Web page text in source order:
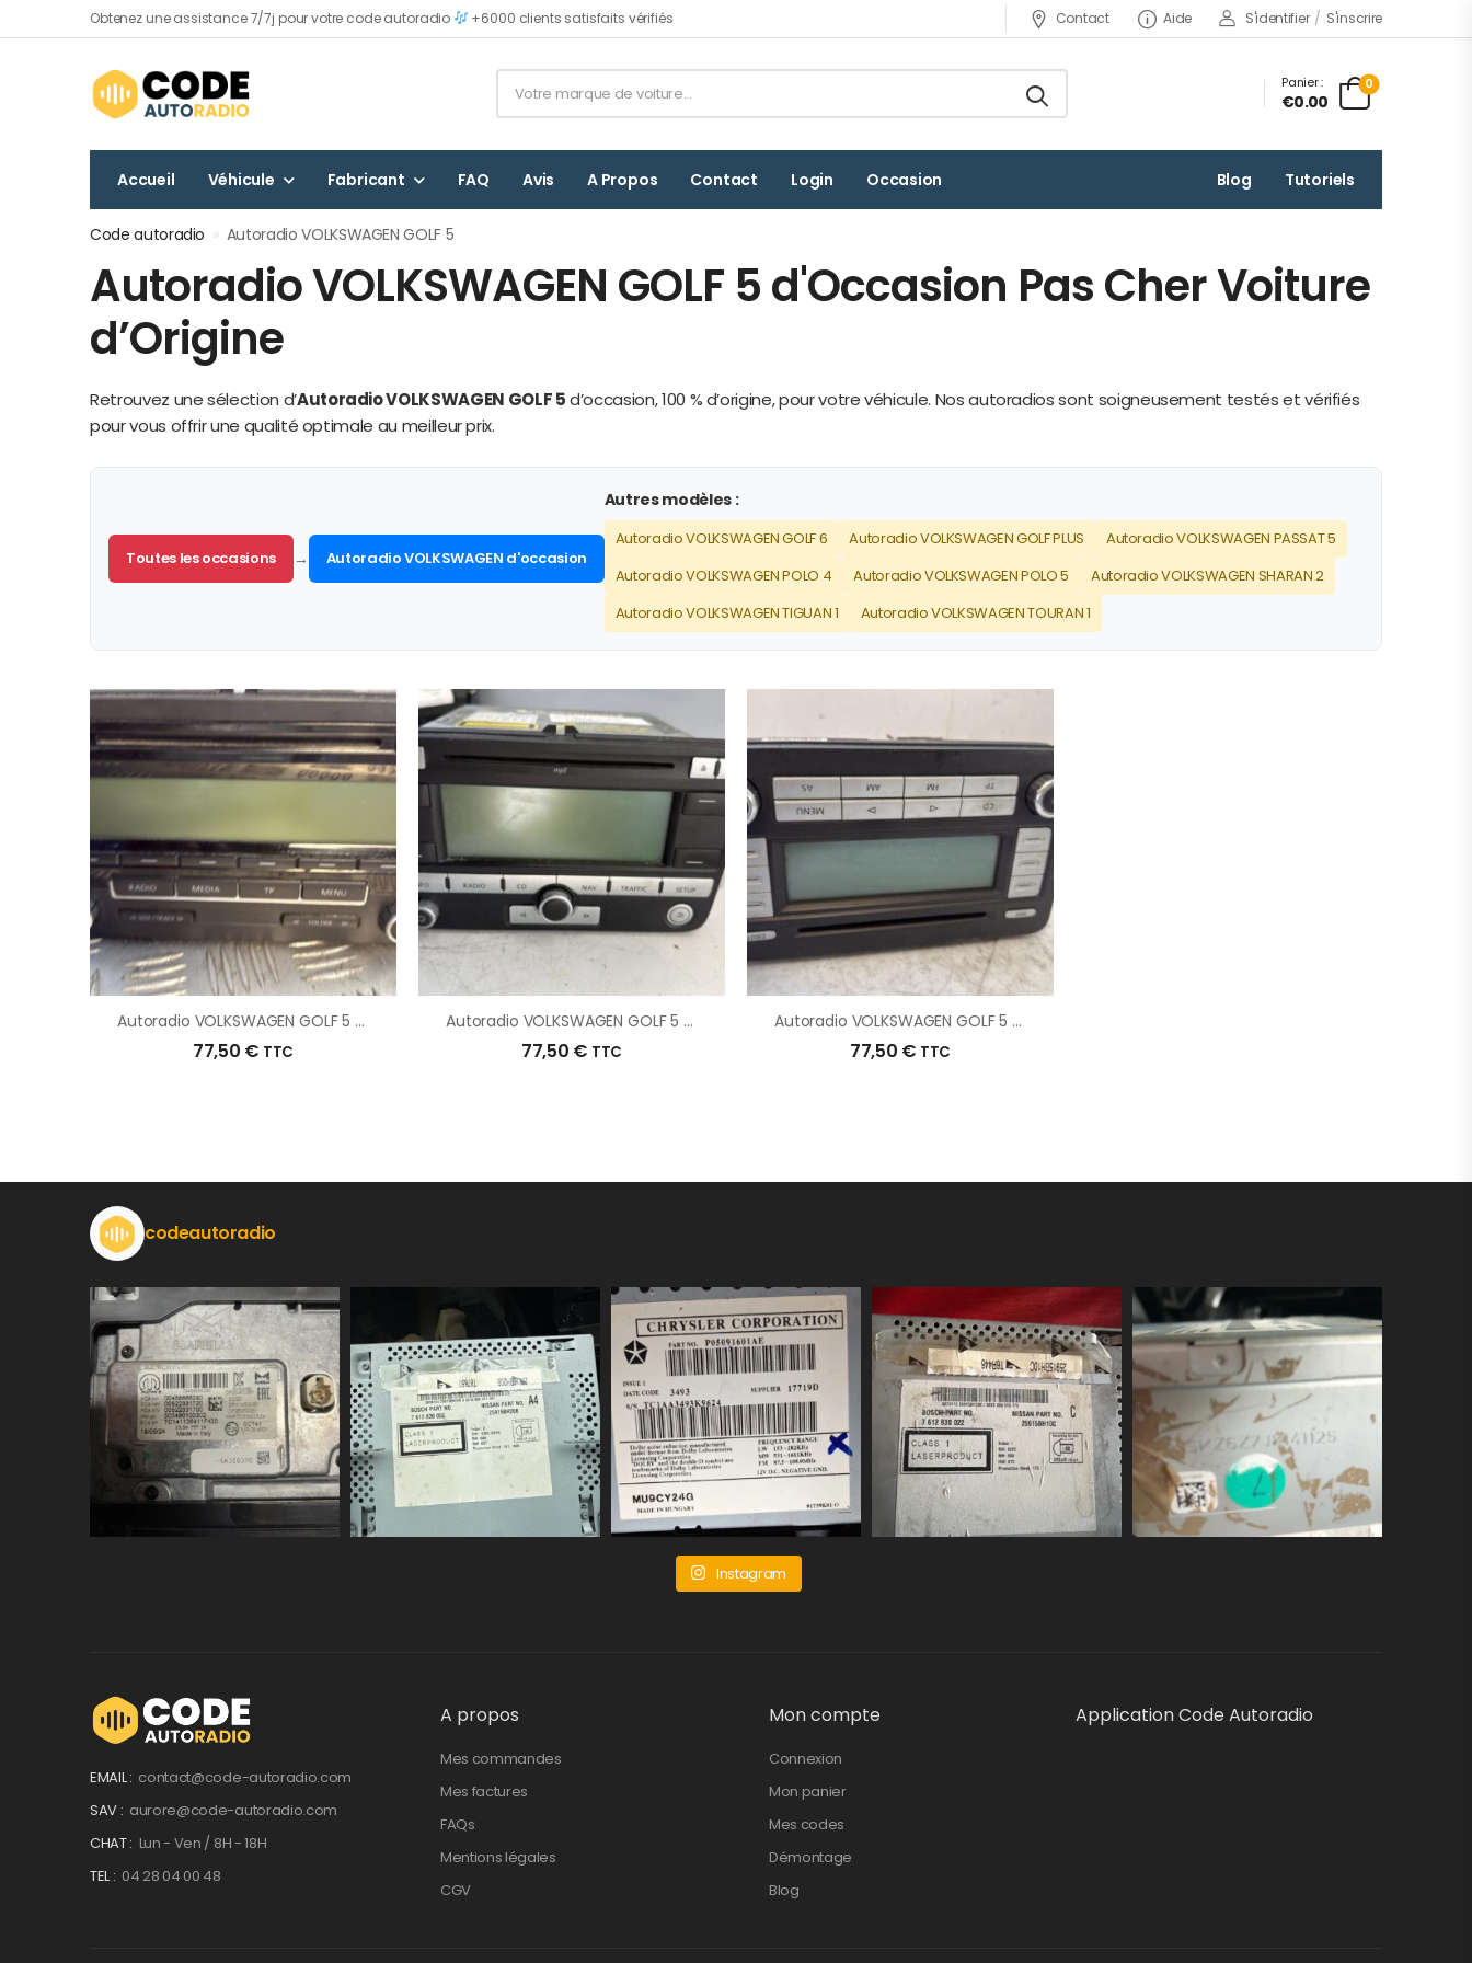
Obtenez une assistance 7/7j pour votre code autoradio +6000 clients satisfaits vérifiés Contact Aide S'identifier / S'inscrire
Panier :
€0.00
0
Accueil Véhicule Fabricant FAQ Avis A Propos Contact Login Occasion Blog Tutoriels
Code autoradio » Autoradio VOLKSWAGEN GOLF 5
Autoradio VOLKSWAGEN GOLF 5 d'Occasion Pas Cher Voiture
d’Origine
Retrouvez une sélection d’Autoradio VOLKSWAGEN GOLF 5d’occasion, 100 % d’origine, pour votre véhicule. Nos autoradios sont soigneusement testés et vérifiés
pour vous offrir une qualité optimale au meilleur prix.
Toutes les occasions → Autoradio VOLKSWAGEN d'occasion
Autres modèles :
Autoradio VOLKSWAGEN GOLF 6 Autoradio VOLKSWAGEN GOLF PLUS
Autoradio VOLKSWAGEN PASSAT 5
Autoradio VOLKSWAGEN POLO 4
Autoradio VOLKSWAGEN POLO 5
Autoradio VOLKSWAGEN SHARAN 2
Autoradio VOLKSWAGEN TIGUAN 1
Autoradio VOLKSWAGEN TOURAN 1
Autoradio VOLKSWAGEN GOLF 5 BREAK D’origine – 2009 – Occasion
77,50 € TTC
Autoradio VOLKSWAGEN GOLF 5 D’origine – 2006 – Occasion
77,50 € TTC
Autoradio VOLKSWAGEN GOLF 5 D’origine – 2006 – Occasion
77,50 € TTC
codeautoradio
Instagram
EMAIL : contact@code-autoradio.com
SAV : aurore@code-autoradio.com
CHAT : Lun - Ven / 8H - 18H
TEL : 04 28 04 00 48
A propos
Mes commandes
Mes factures
FAQs
Mentions légales
CGV
Mon compte
Connexion
Mon panier
Mes codes
Démontage
Blog
Application Code Autoradio